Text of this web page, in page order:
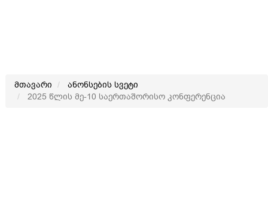
მთავარი
ანონსების სვეტი
2025 წლის მე-10 საერთაშორისო კონფერენცია